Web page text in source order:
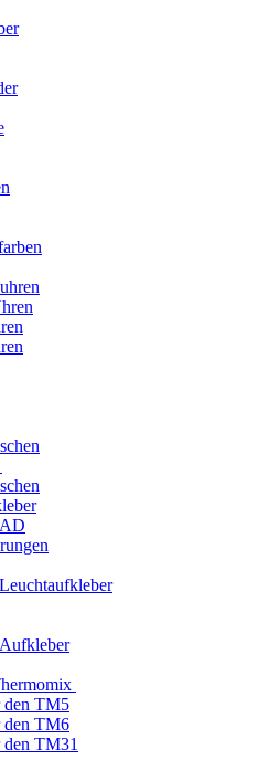
den TM5
den TM6
TM31